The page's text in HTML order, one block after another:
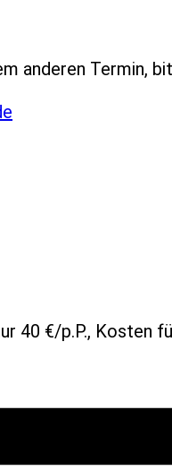
anderen Termin,
40 €/p.P., Kosten